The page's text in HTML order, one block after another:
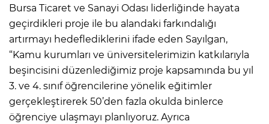
Bursa Ticaret ve Sanayi Odası liderliğinde hayata
geçirdikleri proje ile bu alandaki farkındalığı
artırmayı hedeflediklerini ifade eden Sayılgan,
“Kamu kurumları ve üniversitelerimizin katkılarıyla
beşincisini düzenlediğimiz proje kapsamında bu yıl
3. ve 4. sınıf öğrencilerine yönelik eğitimler
gerçekleştirerek 50’den fazla okulda binlerce
öğrenciye ulaşmayı planlıyoruz. Ayrıca